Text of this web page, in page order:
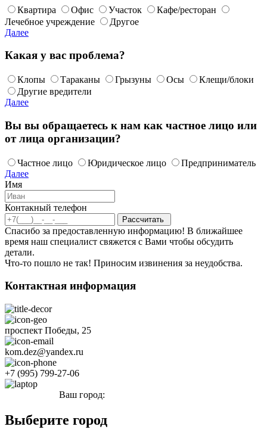
Квартира Офис Участок
Кафе/ресторан
Лечебное учреждение
Другое
Далее
Какая у вас проблема?
Клопы Тараканы Грызуны Осы
Клещи/блоки
Другие вредители
Далее
Вы вы обращаетесь к нам как частное лицо или
от лица организации?
Частное лицо Юридическое лицо
Предприниматель
Далее
Имя
Контакный телефон
Спасибо за предоставленную информацию! В ближайшее
время наш специалист свяжется с Вами чтобы обсудить
детали.
Что-то пошло не так! Приносим извинения за неудобства.
Контактная информация
проспект Победы, 25
kom.dez@yandex.ru
+7 (995) 799-27-06
Ваш город:
Выберите город